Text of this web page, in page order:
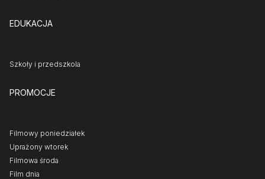
EDUKACJA
Szkoły i przedszkola
PROMOCJE
Filmowy poniedziałek
Uprażony wtorek
Filmowa środa
Film dnia